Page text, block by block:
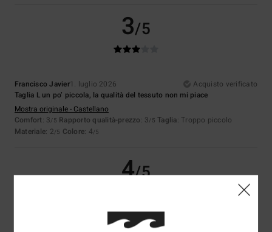
3/5
Francisco Javier1. luglio 2026
Acquisto verificato
Taglia L un po’ piccola, la qualità del tessuto non mi piace
Mostra originale - Castellano
Comfort: 3/5 Rapporto qualità-prezzo: 3/5 Taglia: Troppo piccolo
Materiale: 2/5 Colore: 4/5
4/5